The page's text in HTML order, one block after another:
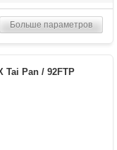
Больше параметров
Tai Pan / 92FTP